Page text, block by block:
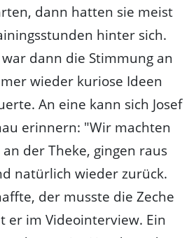
dann hatten sie meist
hinter sich.
dann die Stimmung an
wieder kuriose Ideen
An eine kann sich Josef
erinnern: "Wir machten
der Theke, gingen raus
natürlich wieder zurück.
der musste die Zeche
er im Videointerview. Ein